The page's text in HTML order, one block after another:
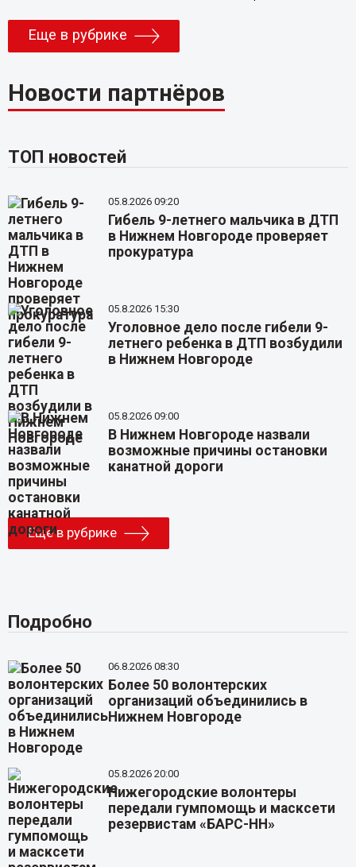
Еще в рубрике
Новости партнёров
ТОП новостей
05.8.2026 09:20
Гибель 9-летнего мальчика в ДТП
в Нижнем Новгороде проверяет
прокуратура
05.8.2026 15:30
Уголовное дело после гибели 9-
летнего ребенка в ДТП возбудили
в Нижнем Новгороде
05.8.2026 09:00
В Нижнем Новгороде назвали
возможные причины остановки
канатной дороги
Еще в рубрике
Подробно
06.8.2026 08:30
Более 50 волонтерских
организаций объединились в
Нижнем Новгороде
05.8.2026 20:00
Нижегородские волонтеры
передали гумпомощь и масксети
резервистам «БАРС-НН»